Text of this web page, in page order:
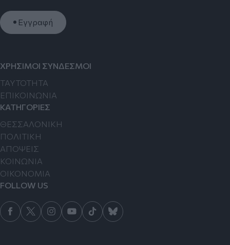
Εγγραφή
ΧΡΗΣΙΜΟΙ ΣΥΝΔΕΣΜΟΙ
TAYTOTHTA
ΕΠΙΚΟΙΝΩΝΙΑ
ΚΑΤΗΓΟΡΙΕΣ
ΘΕΣΣΑΛΟΝΙΚΗ
ΠΟΛΙΤΙΚΗ
ΑΠΟΨΕΙΣ
ΚΟΙΝΩΝΙΑ
ΟΙΚΟΝΟΜΙΑ
FOLLOW US